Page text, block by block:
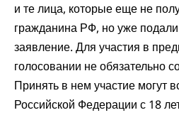
и те лица, которые еще не
гражданина РФ, но уже
заявление. Для участия в
голосовании не обязательно
Принять в нем участие могут
Российской Федерации с 18